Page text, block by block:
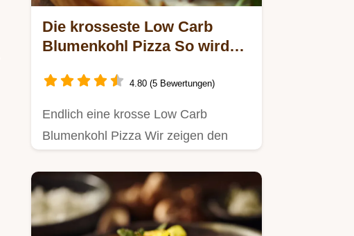
Die krosseste Low Carb
Blumenkohl Pizza So wird
4.80 (5 Bewertungen)
Endlich eine krosse Low Carb
Blumenkohl Pizza Wir zeigen den
Pizzaboden…